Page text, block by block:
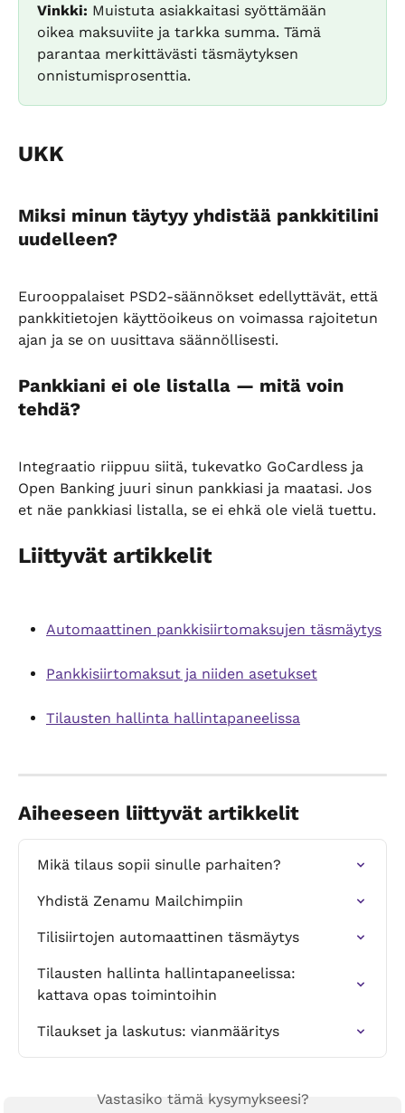
Vinkki: Muistuta asiakkaitasi syöttämään
oikea maksuviite ja tarkka summa. Tämä
parantaa merkittävästi täsmäytyksen
onnistumisprosenttia.
UKK
Miksi minun täytyy yhdistää pankkitilini
uudelleen?
Eurooppalaiset PSD2-säännökset edellyttävät, että
pankkitietojen käyttöoikeus on voimassa rajoitetun
ajan ja se on uusittava säännöllisesti.
Pankkiani ei ole listalla — mitä voin
tehdä?
Integraatio riippuu siitä, tukevatko GoCardless ja
Open Banking juuri sinun pankkiasi ja maatasi. Jos
et näe pankkiasi listalla, se ei ehkä ole vielä tuettu.
Liittyvät artikkelit
Automaattinen pankkisiirtomaksujen täsmäytys
Pankkisiirtomaksut ja niiden asetukset
Tilausten hallinta hallintapaneelissa
Aiheeseen liittyvät artikkelit
Mikä tilaus sopii sinulle parhaiten?
Yhdistä Zenamu Mailchimpiin
Tilisiirtojen automaattinen täsmäytys
Tilausten hallinta hallintapaneelissa:
kattava opas toimintoihin
Tilaukset ja laskutus: vianmääritys
Vastasiko tämä kysymykseesi?